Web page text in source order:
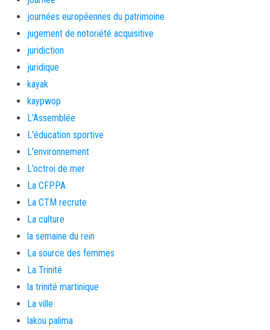
journées européennes du patrimoine
jugement de notoriété acquisitive
juridiction
juridique
kayak
kaypwop
L'Assemblée
L'éducation sportive
L'environnement
L’octroi de mer
La CFPPA
La CTM recrute
La culture
la semaine du rein
La source des femmes
La Trinité
la trinité martinique
La ville
lakou palima